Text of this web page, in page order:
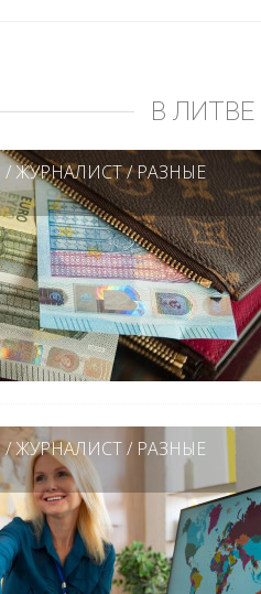
В ЛИТВЕ
/ЖУРНАЛИСТ/РАЗНЫЕ
/ЖУРНАЛИСТ/ РАЗНЫЕ